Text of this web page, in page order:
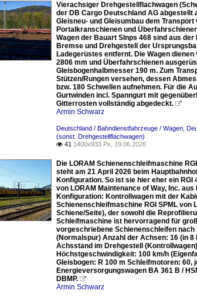
Vierachsiger Drehgestellflachwagen
der DB Cargo Deutschland AG abgestellt
Gleisneu- und Gleisumbau dem
Portalkranschienen und
Wagen der Bauart Slnps 468 sind aus
Bremse und Drehgestell der
Ladegerüstes entfernt. Die Wagen
2806 mm und Überfahrschienen
Gleisbogenhalbmesser 190 m. Zum
Stützen/Rungen versehen, dessen
bzw. 180 Schwellen aufnehmen. Für die
Gurtwinden incl. Spanngurt mit
Gitterrosten vollständig abgedeckt. 
Armin Schwarz
Deutschland / Bahndienstfahrzeuge / Wagen
(sonst. Drehgestellflachwagen)
 41 1400x933 Px, 19.06.2026
Die LORAM Schienenschleifmaschine
steht am 21 April 2026 beim
Konfiguration. So ist sie hier eher ein
von LORAM Maintenance of Way, Inc.
Konfiguration: Kontrollwagen mit der
Schienenschleifmaschine RGI SPML
Schiene/Seite), der sowohl die
Schleifmaschine ist hervorragend für
vorgeschriebene Schienenschleifen nach
(Normalspur) Anzahl der Achsen: 16 (in
Achsstand im Drehgestell
Höchstgeschwindigkeit: 100 km/h
Gleisbogen: R 100 m Schleifmotoren: 60,
Energieversorgungswagen BA 361 B /
DBMP. 
Armin Schwarz